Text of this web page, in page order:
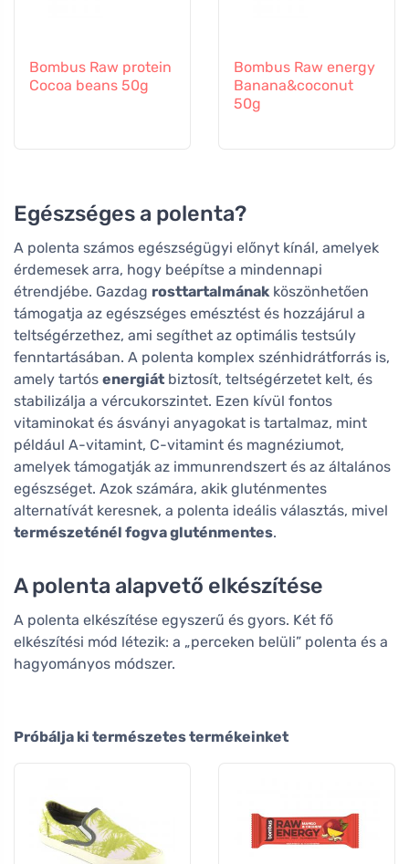
Bombus Raw protein
Cocoa beans 50g
Bombus Raw energy
Banana&coconut
50g
Egészséges a polenta?
A polenta számos egészségügyi előnyt kínál, amelyek
érdemesek arra, hogy beépítse a mindennapi
étrendjébe. Gazdag rosttartalmának köszönhetően
támogatja az egészséges emésztést és hozzájárul a
teltségérzethez, ami segíthet az optimális testsúly
fenntartásában. A polenta komplex szénhidrátforrás is,
amely tartós energiát biztosít, teltségérzetet kelt, és
stabilizálja a vércukorszintet. Ezen kívül fontos
vitaminokat és ásványi anyagokat is tartalmaz, mint
például A-vitamint, C-vitamint és magnéziumot,
amelyek támogatják az immunrendszert és az általános
egészséget. Azok számára, akik gluténmentes
alternatívát keresnek, a polenta ideális választás, mivel
természeténél fogva gluténmentes.
A polenta alapvető elkészítése
A polenta elkészítése egyszerű és gyors. Két fő
elkészítési mód létezik: a „perceken belüli” polenta és a
hagyományos módszer.
Próbálja ki természetes termékeinket